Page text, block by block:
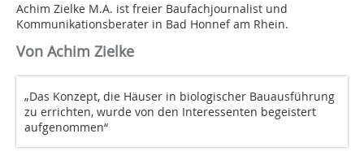
Achim Zielke M.A. ist freier Baufachjournalist und
Kommunikationsberater in Bad Honnef am Rhein.
Von Achim Zielke
„Das Konzept, die Häuser in biologischer Bauausführung
zu errichten, wurde von den Interessenten begeistert
aufgenommen“